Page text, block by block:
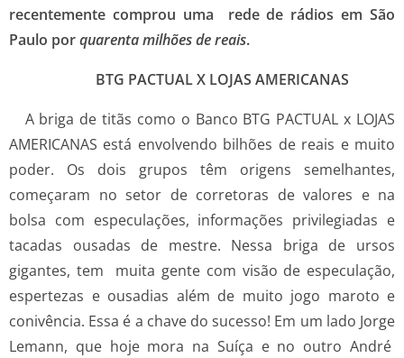
recentemente comprou uma rede de rádios em São
Paulo porquarenta milhões de reais.
BTG PACTUAL X LOJAS AMERICANAS
A briga de titãs como o Banco BTG PACTUAL x LOJAS
AMERICANAS está envolvendo bilhões de reais e muito
poder. Os dois grupos têm origens semelhantes,
começaram no setor de corretoras de valores e na
bolsa com especulações, informações privilegiadas e
tacadas ousadas de mestre. Nessa briga de ursos
gigantes, tem muita gente com visão de especulação,
espertezas e ousadias além de muito jogo maroto e
conivência. Essa é a chave do sucesso! Em um lado Jorge
Lemann, que hoje mora na Suíça e no outro André